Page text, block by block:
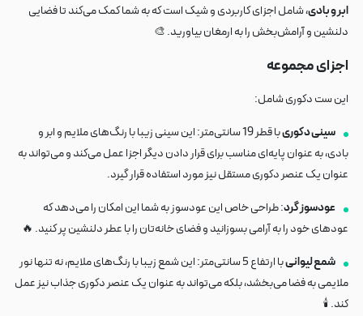
ابر و بادی، شامل اجزای کاربردی و شیک است که به شما کمک می‌کند تا فضایی
دلنشین و آرامش‌بخش را به ارمغان بیاورید. 🎨
اجزای مجموعه
این ست دکوری شامل:
سینی دکوری
با قطر 19 سانتی‌متر: این سینی زیبا با رنگ‌های ملایم و ابر و
بادی، به عنوان پایه‌ای مناسب برای قرار دادن دیگر اجزا عمل می‌کند و می‌تواند به
عنوان یک عنصر دکوری مستقل نیز مورد استفاده قرار گیرد.
عودسوز گرد: طراحی خاص این عودسوز به شما این امکان را می‌دهد که
عودهای خود را به آرامی بسوزانید و فضای خانه‌تان را با عطر دلنشین پر کنید. 🔥
شمع لیوانی
با ارتفاع 5 سانتی‌متر: این شمع زیبا با رنگ‌های ملایم، نه تنها نور
ملایمی به فضا می‌بخشد، بلکه می‌تواند به عنوان یک عنصر دکوری جذاب نیز عمل
کند. 🕯️